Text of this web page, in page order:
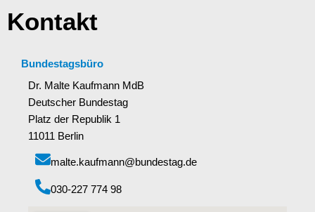
Kontakt
Bundestagsbüro
Dr. Malte Kaufmann MdB
Deutscher Bundestag
Platz der Republik 1
11011 Berlin
malte.kaufmann@bundestag.de
‭030-227 774 98‬